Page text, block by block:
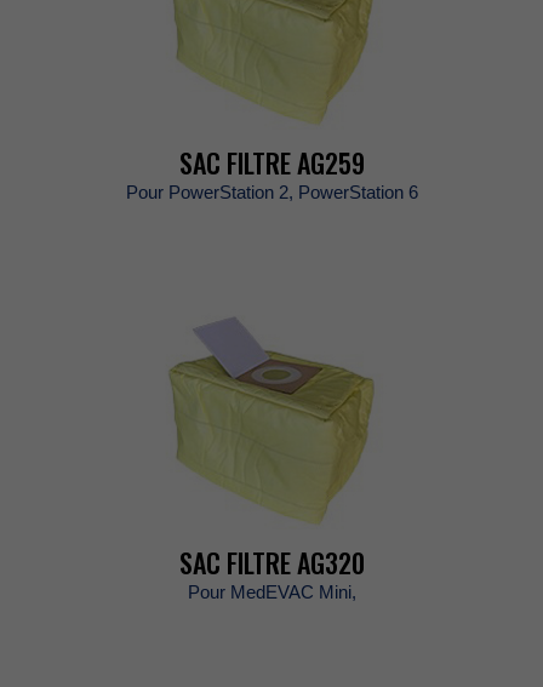
SACFILTREAG259
PourPowerStation2,PowerStation6
SACFILTREAG320
PourMedEVACMini,